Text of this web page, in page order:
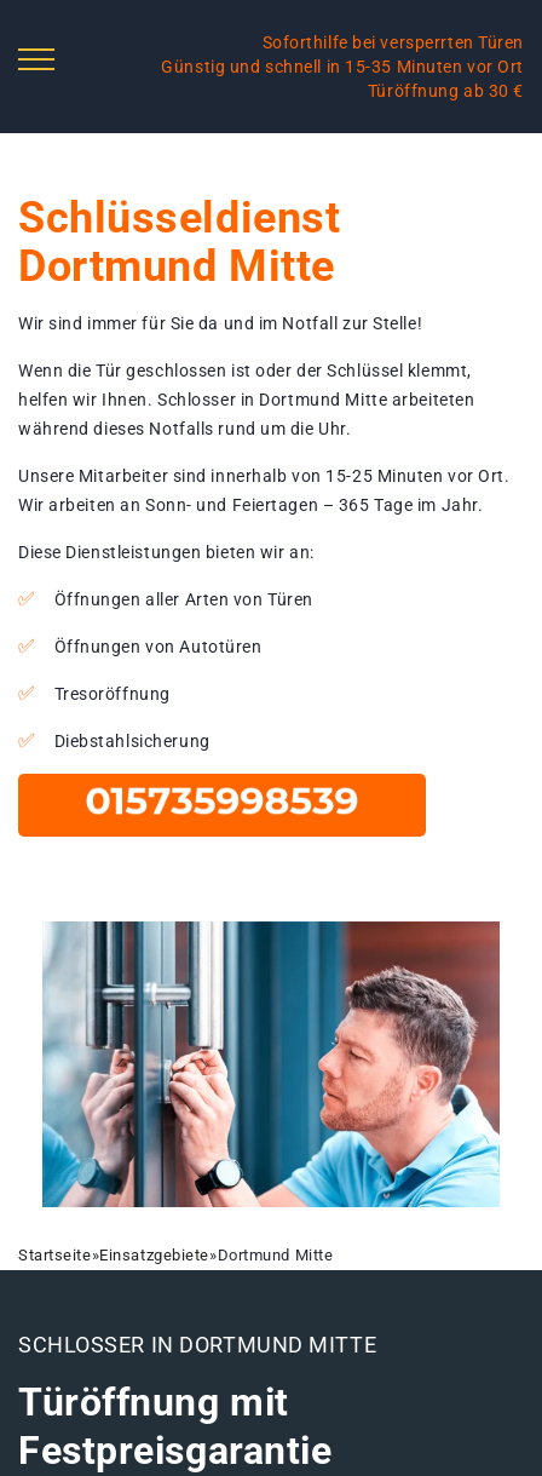
Soforthilfe bei versperrten Türen
Günstig und schnell in 15-35 Minuten vor Ort
Türöffnung ab 30 €
Schlüsseldienst
Dortmund Mitte
Wir sind immer für Sie da und im Notfall zur Stelle!
Wenn die Tür geschlossen ist oder der Schlüssel klemmt,
helfen wir Ihnen. Schlosser in Dortmund Mitte arbeiteten
während dieses Notfalls rund um die Uhr.
Unsere Mitarbeiter sind innerhalb von 15-25 Minuten vor Ort.
Wir arbeiten an Sonn- und Feiertagen – 365 Tage im Jahr.
Diese Dienstleistungen bieten wir an:
Öffnungen aller Arten von Türen
Öffnungen von Autotüren
Tresoröffnung
Diebstahlsicherung
Startseite»Einsatzgebiete»Dortmund Mitte
SCHLOSSER IN DORTMUND MITTE
Türöffnung mit
Festpreisgarantie